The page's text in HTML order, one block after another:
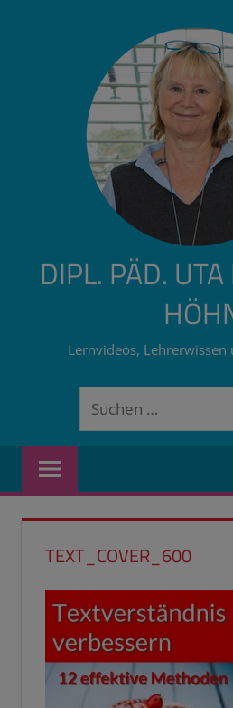
DIPL. PÄD.
Lernvideos,
Suchen
TEXT_COVER_600